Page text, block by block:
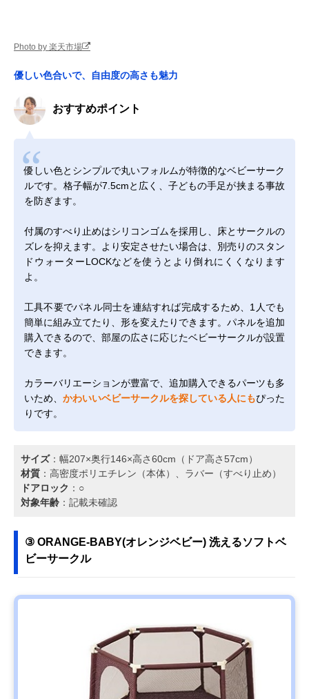
Photo by 楽天市場
優しい色合いで、自由度の高さも魅力
おすすめポイント
優しい色とシンプルで丸いフォルムが特徴的なベビーサーク
ルです。格子幅が7.5cmと広く、子どもの手足が挟まる事故
を防ぎます。
付属のすべり止めはシリコンゴムを採用し、床とサークルの
ズレを抑えます。より安定させたい場合は、別売りのスタン
ドウォーターLOCKなどを使うとより倒れにくくなります
よ。
工具不要でパネル同士を連結すれば完成するため、1人でも
簡単に組み立てたり、形を変えたりできます。パネルを追加
購入できるので、部屋の広さに応じたベビーサークルが設置
できます。
カラーバリエーションが豊富で、追加購入できるパーツも多
いため、 かわいいベビーサークルを探している人にもぴった
りです。
サイズ：幅207×奥行146×高さ60cm（ドア高さ57cm）
材質 ：高密度ポリエチレン（本体）、ラバー（すべり止め）
ドアロック ：○
対象年齢 ：記載未確認
③ ORANGE-BABY(オレンジベビー) 洗えるソフトベ
ビーサークル